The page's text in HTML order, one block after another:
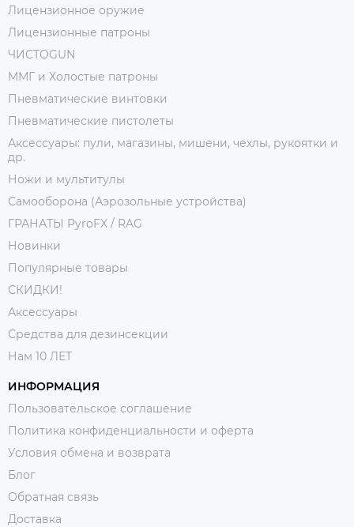
Лицензионное оружие
Лицензионные патроны
ЧИСТОGUN
ММГ и Холостые патроны
Пневматические винтовки
Пневматические пистолеты
Аксессуары: пули, магазины, мишени, чехлы, рукоятки и
др.
Ножи и мультитулы
Самооборона (Аэрозольные устройства)
ГРАНАТЫ PyroFX / RAG
Новинки
Популярные товары
СКИДКИ!
Аксессуары
Средства для дезинсекции
Нам 10 ЛЕТ
ИНФОРМАЦИЯ
Пользовательское соглашение
Политика конфиденциальности и оферта
Условия обмена и возврата
Блог
Обратная связь
Доставка